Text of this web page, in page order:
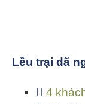
Lều trại dã
4